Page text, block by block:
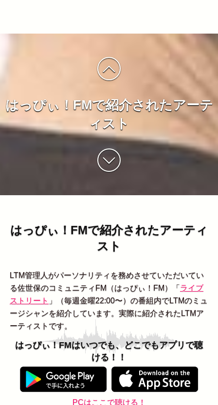
はっぴぃ！FMで紹介されたアーテ
ィスト
はっぴぃ！FMで紹介されたアーティ
スト
LTM管理人がパーソナリティを務めさせていただいてい
る佐世保のコミュニティFM（はっぴぃ！FM）「ライブ
ストリート 」（毎週金曜22:00〜）の番組内でLTMのミュ
ージシャンを紹介しています。実際に紹介されたLTMア
ーティストです。
はっぴぃ！FMはいつでも、どこでもアプリで聴
ける！！
PCはここで聴ける！